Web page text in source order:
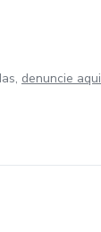
denuncie aqui